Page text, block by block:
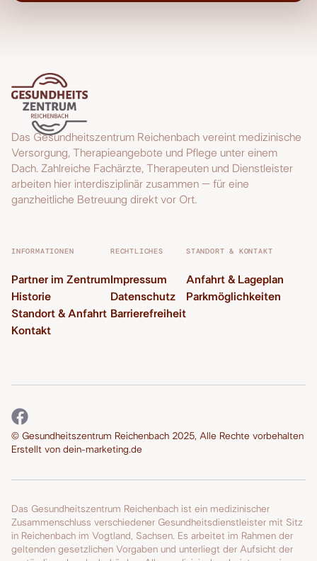
Das Gesundheitszentrum Reichenbach vereint medizinische
Versorgung, Therapieangebote und Pflege unter einem
Dach. Zahlreiche Fachärzte, Therapeuten und Dienstleister
arbeiten hier interdisziplinär zusammen – für eine
ganzheitliche Betreuung direkt vor Ort.
INFORMATIONEN
Partner im Zentrum
Historie
Standort & Anfahrt
Kontakt
RECHTLICHES
Impressum
Datenschutz
Barrierefreiheit
STANDORT & KONTAKT
Anfahrt & Lageplan
Parkmöglichkeiten
© Gesundheitszentrum Reichenbach 2025, Alle Rechte vorbehalten
Erstellt von dein-marketing.de
Das Gesundheitszentrum Reichenbach ist ein medizinischer
Zusammenschluss verschiedener Gesundheitsdienstleister mit Sitz
in Reichenbach im Vogtland, Sachsen. Es arbeitet im Rahmen der
geltenden gesetzlichen Vorgaben und unterliegt der Aufsicht der